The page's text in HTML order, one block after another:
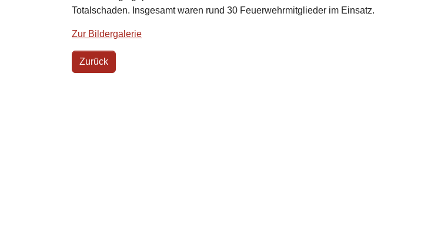
Totalschaden. Insgesamt waren rund 30 Feuerwehrmitglieder im Einsatz.
Zur Bildergalerie
Zurück